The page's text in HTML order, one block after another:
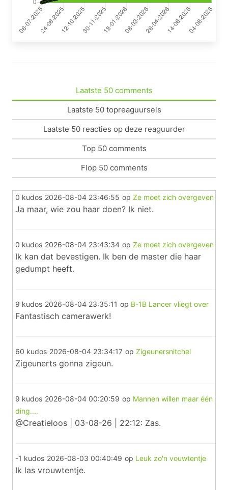
Laatste 50 comments
Laatste 50 topreaguursels
Laatste 50 reacties op deze reaguurder
Top 50 comments
Flop 50 comments
0 kudos 2026-08-04 23:46:55 op Ze moet zich overgeven
Ja maar, wie zou haar doen? Ik niet.
0 kudos 2026-08-04 23:43:34 op Ze moet zich overgeven
Ik kan dat bevestigen. Ik ben de master die haar
gedumpt heeft.
9 kudos 2026-08-04 23:35:11 op B-1B Lancer vliegt over
Fantastisch camerawerk!
60 kudos 2026-08-04 23:34:17 op Zigeunersnitchel
Zigeunerts gonna zigeun.
9 kudos 2026-08-04 00:20:59 op Mannen willen maar één
ding....
@Creatieloos | 03-08-26 | 22:12: Zas.
-1 kudos 2026-08-03 00:40:49 op Leuk zo'n vouwtentje
Ik las vrouwtentje.